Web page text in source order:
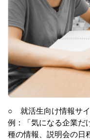
○ 就活生向け情報サイ
例：「気になる企業だ
種の情報、説明会の日